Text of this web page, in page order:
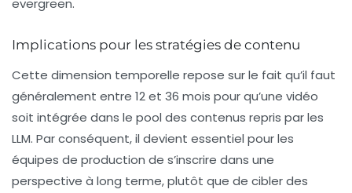
evergreen.
Implications pour les stratégies de contenu
Cette dimension temporelle repose sur le fait qu’il faut
généralement entre 12 et 36 mois pour qu’une vidéo
soit intégrée dans le pool des contenus repris par les
LLM. Par conséquent, il devient essentiel pour les
équipes de production de s’inscrire dans une
perspective à long terme, plutôt que de cibler des